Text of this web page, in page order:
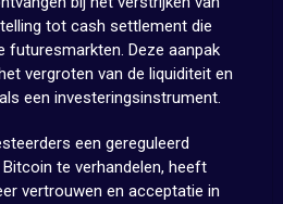
tot cash settlement die
futuresmarkten. Deze aanpak
vergroten van de liquiditeit en
een investeringsinstrument.
een gereguleerd
te verhandelen, heeft
vertrouwen en acceptatie in